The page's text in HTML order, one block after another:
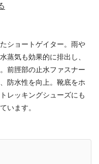
ショートゲイター。雨や
蒸気も効果的に排出し、
前脛部の止水ファスナー
防水性を向上。靴底をホ
レッキングシューズにも
います。